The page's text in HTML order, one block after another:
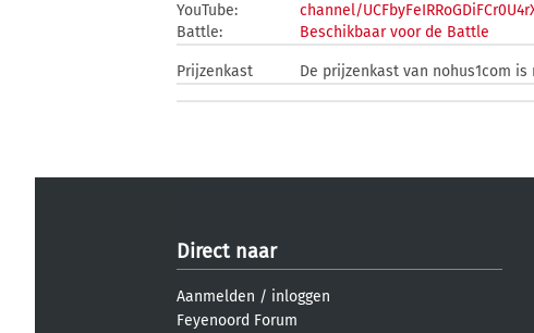
YouTube:
channel/
Battle:
Beschikbaar voor de Battle
Prijzenkast De prijzenkast van nohus1com is
Direct naar
Aanmelden / inloggen
Feyenoord Forum